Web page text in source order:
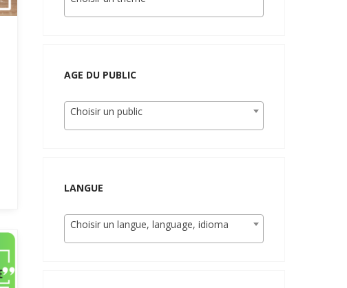
AGE DU PUBLIC
Choisir un public
LANGUE
Choisir un langue, language, idioma